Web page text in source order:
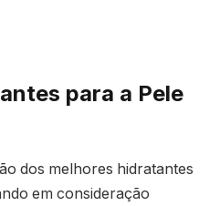
para a Pele
dos melhores hidratantes
em consideração